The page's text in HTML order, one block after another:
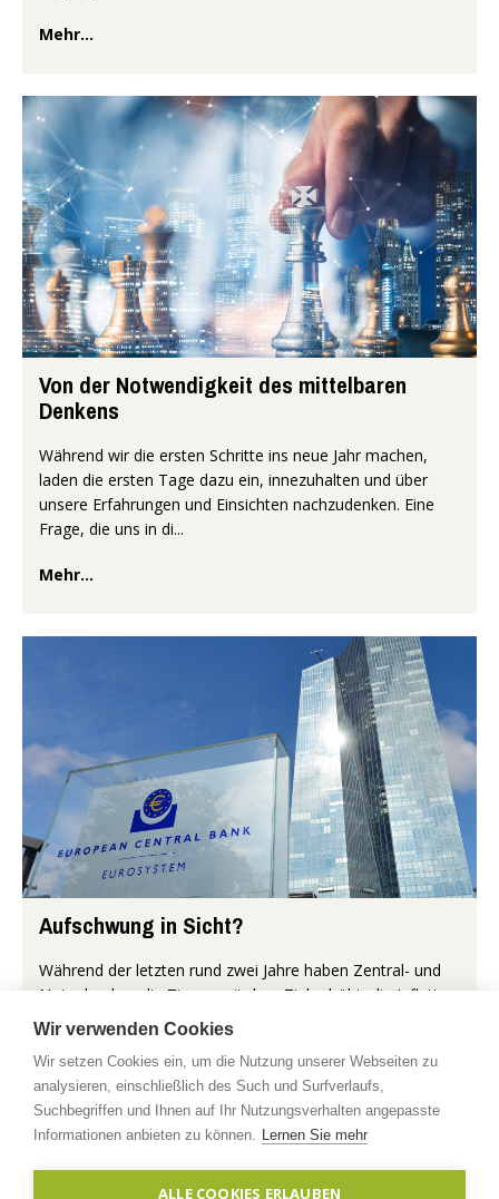
Mehr...
Von der Notwendigkeit des mittelbaren
Denkens
Während wir die ersten Schritte ins neue Jahr machen,
laden die ersten Tage dazu ein, innezuhalten und über
unsere Erfahrungen und Einsichten nachzudenken. Eine
Frage, die uns in di...
Mehr...
Aufschwung in Sicht?
Während der letzten rund zwei Jahre haben Zentral- und
Notenbanken die Zinsen mit dem Ziel erhöht, die Inflation
zu bekämpfen und trotzdem die Wirtschaft nicht
Mehr...
Wir verwenden Cookies
Wir setzen Cookies ein, um die Nutzung unserer Webseiten zu
analysieren, einschließlich des Such und Surfverlaufs,
Suchbegriffen und Ihnen auf Ihr Nutzungsverhalten angepasste
Informationen anbieten zu können. Lernen Sie mehr
ALLE COOKIES ERLAUBEN